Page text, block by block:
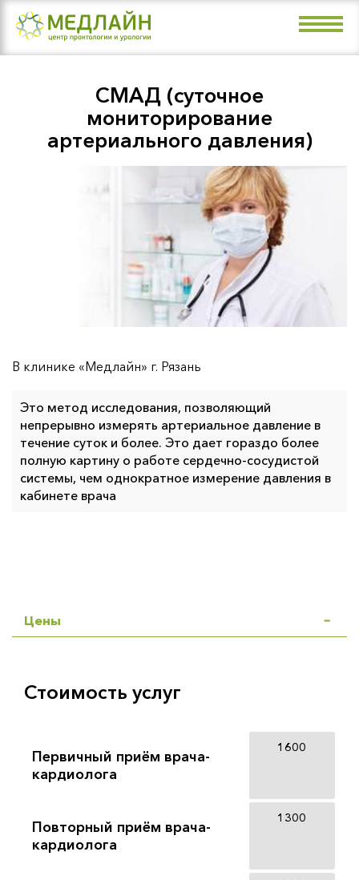
Направления
Акции
+7 (4912) 99-07-99
Рязань, ул. Маяковского, 36а (пл.
Мичурина)
Рязань, Малое шоссе, 3 (пл. Победы)
СМАД (суточное
мониторирование
артериального давления)
В клинике «Медлайн» г. Рязань
Это метод исследования, позволяющий
непрерывно измерять артериальное давление в
течение суток и более. Это дает гораздо более
полную картину о работе сердечно-сосудистой
системы, чем однократное измерение давления в
кабинете врача
Цены
Стоимость услуг
Первичный приём врача-
кардиолога
1600
Повторный приём врача-
кардиолога
1300